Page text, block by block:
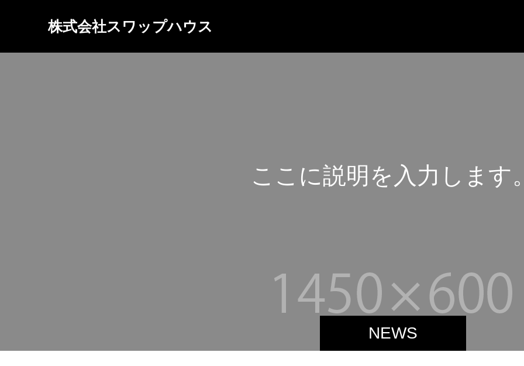
株式会社スワップハウス
NEWS
説明 を 入 力 し ま す
ここ に